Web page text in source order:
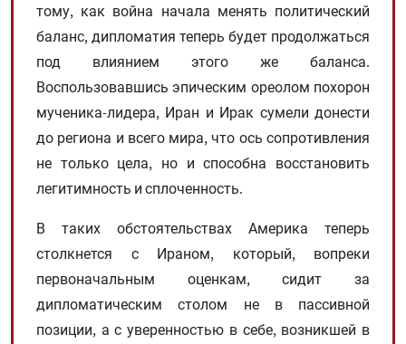
тому, как война начала менять политический
баланс, дипломатия теперь будет продолжаться
под влиянием этого же баланса.
Воспользовавшись эпическим ореолом похорон
мученика-лидера, Иран и Ирак сумели донести
до региона и всего мира, что ось сопротивления
не только цела, но и способна восстановить
легитимность и сплоченность.
В таких обстоятельствах Америка теперь
столкнется с Ираном, который, вопреки
первоначальным оценкам, сидит за
дипломатическим столом не в пассивной
позиции, а с уверенностью в себе, возникшей в